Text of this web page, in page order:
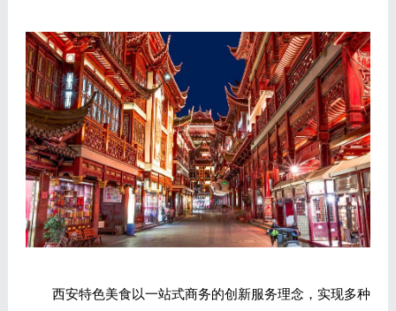
西安特色美食以一站式商务的创新服务理念，实现多种